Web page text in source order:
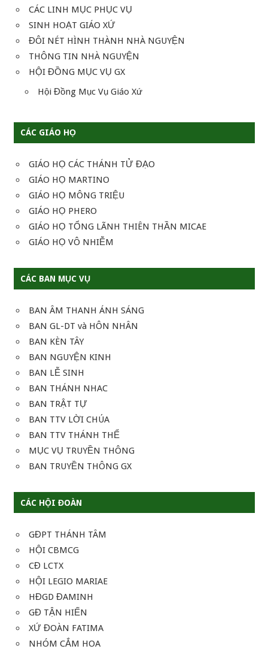
CÁC LINH MỤC PHỤC VỤ
SINH HOẠT GIÁO XỨ
ĐÔI NÉT HÌNH THÀNH NHÀ NGUYỆN
THÔNG TIN NHÀ NGUYỆN
HỘI ĐỒNG MỤC VỤ GX
Hội Đồng Mục Vụ Giáo Xứ
CÁC GIÁO HỌ
GIÁO HỌ CÁC THÁNH TỬ ĐẠO
GIÁO HỌ MARTINO
GIÁO HỌ MÔNG TRIỆU
GIÁO HỌ PHERO
GIÁO HỌ TỔNG LÃNH THIÊN THẦN MICAE
GIÁO HỌ VÔ NHIỄM
CÁC BAN MỤC VỤ
BAN ÂM THANH ÁNH SÁNG
BAN GL-DT và HÔN NHÂN
BAN KÈN TÂY
BAN NGUYỆN KINH
BAN LỄ SINH
BAN THÁNH NHAC
BAN TRẬT TỰ
BAN TTV LỜI CHÚA
BAN TTV THÁNH THỂ
MỤC VỤ TRUYỀN THÔNG
BAN TRUYỀN THÔNG GX
CÁC HỘI ĐOÀN
GĐPT THÁNH TÂM
HỘI CBMCG
CĐ LCTX
HỘI LEGIO MARIAE
HĐGD ĐAMINH
GĐ TẬN HIẾN
XỨ ĐOÀN FATIMA
NHÓM CẮM HOA